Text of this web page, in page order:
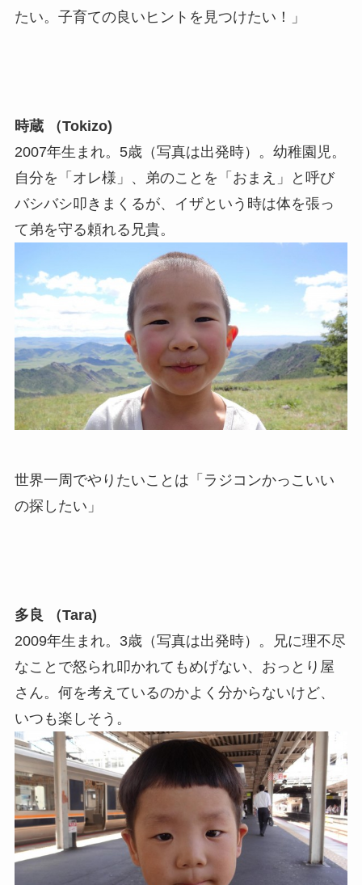
たい。子育ての良いヒントを見つけたい！」
時蔵 （Tokizo)
2007年生まれ。5歳（写真は出発時）。幼稚園児。
自分を「オレ様」、弟のことを「おまえ」と呼び
バシバシ叩きまくるが、イザという時は体を張っ
て弟を守る頼れる兄貴。
世界一周でやりたいことは「ラジコンかっこいい
の探したい」
多良 （Tara)
2009年生まれ。3歳（写真は出発時）。兄に理不尽
なことで怒られ叩かれてもめげない、おっとり屋
さん。何を考えているのかよく分からないけど、
いつも楽しそう。